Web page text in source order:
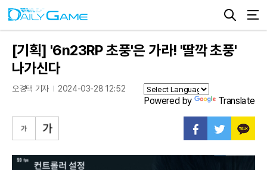
[기획] '6n23RP 초풍'은 가라! '딸깍 초풍'
나가신다
오경택 기자 2024-03-28 12:52
Powered by Translate